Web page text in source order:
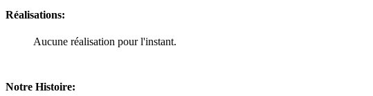
Réalisations:
Aucune réalisation pour l'instant.
Notre Histoire: